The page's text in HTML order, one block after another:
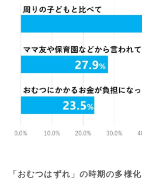
「おむつはずれ」の時期の多様化